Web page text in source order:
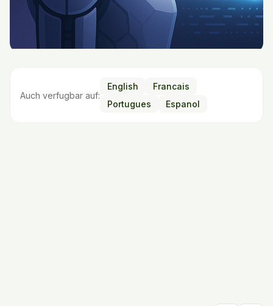
Auch verfugbar auf:
English
Francais
Portugues
Espanol